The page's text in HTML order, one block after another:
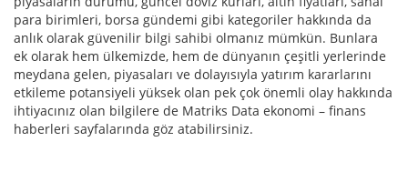
para birimleri, borsa gündemi gibi kategoriler hakkında da
anlık olarak güvenilir bilgi sahibi olmanız mümkün. Bunlara
ek olarak hem ülkemizde, hem de dünyanın çeşitli yerlerinde
meydana gelen, piyasaları ve dolayısıyla yatırım kararlarını
etkileme potansiyeli yüksek olan pek çok önemli olay hakkında
ihtiyacınız olan bilgilere de Matriks Data ekonomi – finans
haberleri sayfalarında göz atabilirsiniz.